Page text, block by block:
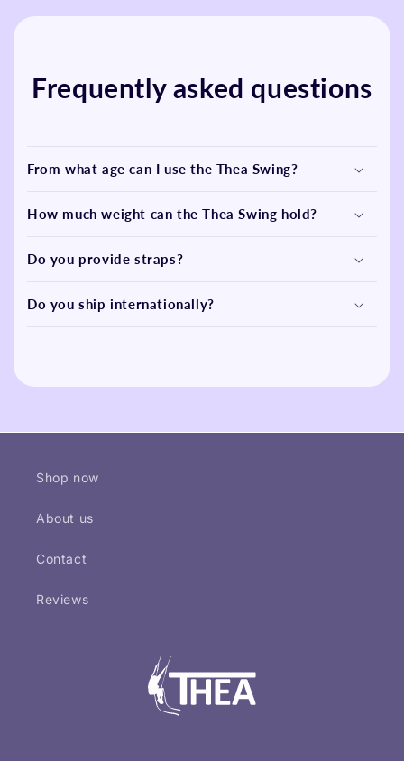
Frequently asked questions
From what age can I use the Thea Swing?
How much weight can the Thea Swing hold?
Do you provide straps?
Do you ship internationally?
Shop now
About us
Contact
Reviews